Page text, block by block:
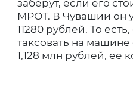
заберут, если его
МРОТ. В Чувашии он
11280 рублей. То
таксовать на
1,128 млн рублей, ее